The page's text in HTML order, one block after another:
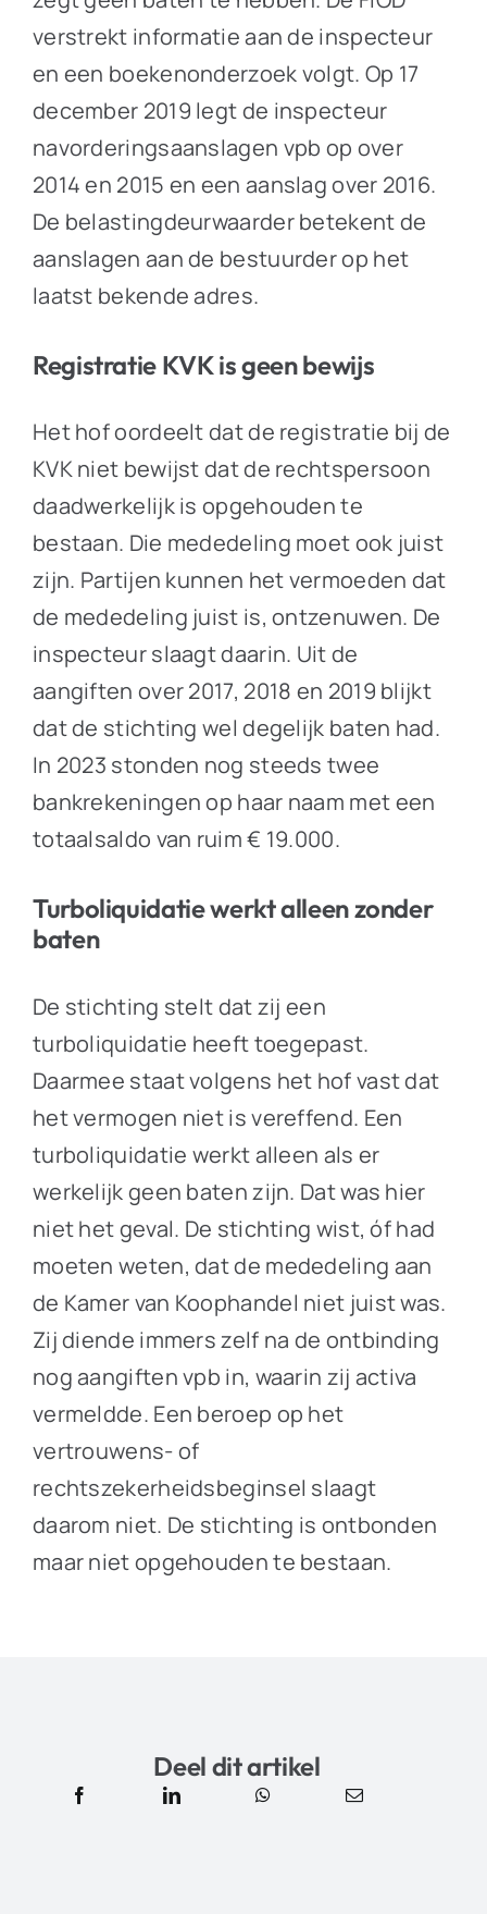
verstrekt informatie aan de inspecteur
en een boekenonderzoek volgt. Op 17
december 2019 legt de inspecteur
navorderingsaanslagen vpb op over
2014 en 2015 en een aanslag over 2016.
De belastingdeurwaarder betekent de
aanslagen aan de bestuurder op het
laatst bekende adres.
Registratie KVK is geen bewijs
Het hof oordeelt dat de registratie bij de
KVK niet bewijst dat de rechtspersoon
daadwerkelijk is opgehouden te
bestaan. Die mededeling moet ook juist
zijn. Partijen kunnen het vermoeden dat
de mededeling juist is, ontzenuwen. De
inspecteur slaagt daarin. Uit de
aangiften over 2017, 2018 en 2019 blijkt
dat de stichting wel degelijk baten had.
In 2023 stonden nog steeds twee
bankrekeningen op haar naam met een
totaalsaldo van ruim € 19.000.
Turboliquidatie werkt alleen zonder
baten
De stichting stelt dat zij een
turboliquidatie heeft toegepast.
Daarmee staat volgens het hof vast dat
het vermogen niet is vereffend. Een
turboliquidatie werkt alleen als er
werkelijk geen baten zijn. Dat was hier
niet het geval. De stichting wist, óf had
moeten weten, dat de mededeling aan
de Kamer van Koophandel niet juist was.
Zij diende immers zelf na de ontbinding
nog aangiften vpb in, waarin zij activa
vermeldde. Een beroep op het
vertrouwens- of
rechtszekerheidsbeginsel slaagt
daarom niet. De stichting is ontbonden
maar niet opgehouden te bestaan.
Deel dit artikel